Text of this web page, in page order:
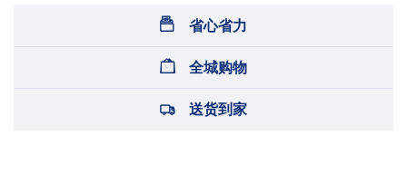
省心省力
全城购物
送货到家